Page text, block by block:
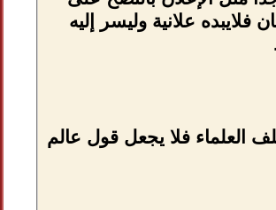
علانية وليسر إليه
العلماء فلا يجعل قول عالم